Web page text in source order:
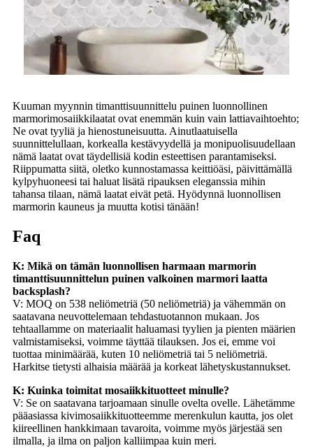
Kuuman myynnin timanttisuunnittelu puinen luonnollinen
marmorimosaiikkilaatat ovat enemmän kuin vain lattiavaihtoehto;
Ne ovat tyyliä ja hienostuneisuutta. Ainutlaatuisella
suunnittelullaan, korkealla kestävyydellä ja monipuolisuudellaan
nämä laatat ovat täydellisiä kodin esteettisen parantamiseksi.
Riippumatta siitä, oletko kunnostamassa keittiöäsi, päivittämällä
kylpyhuoneesi tai haluat lisätä ripauksen eleganssia mihin
tahansa tilaan, nämä laatat eivät petä. Hyödynnä luonnollisen
marmorin kauneus ja muutta kotisi tänään!
Faq
K: Mikä on tämän luonnollisen harmaan marmorin
timanttisuunnittelun puinen valkoinen marmori laatta
backsplash?
V: MOQ on 538 neliömetriä (50 neliömetriä) ja vähemmän on
saatavana neuvottelemaan tehdastuotannon mukaan. Jos
tehtaallamme on materiaalit haluamasi tyylien ja pienten määrien
valmistamiseksi, voimme täyttää tilauksen. Jos ei, emme voi
tuottaa minimäärää, kuten 10 neliömetriä tai 5 neliömetriä.
Harkitse tietysti alhaisia ​​määrää ja korkeat lähetyskustannukset.
K: Kuinka toimitat mosaiikkituotteet minulle?
V: Se on saatavana tarjoamaan sinulle ovelta ovelle. Lähetämme
pääasiassa kivimosaiikkituotteemme merenkulun kautta, jos olet
kiireellinen hankkimaan tavaroita, voimme myös järjestää sen
ilmalla, ja ilma on paljon kalliimpaa kuin meri.